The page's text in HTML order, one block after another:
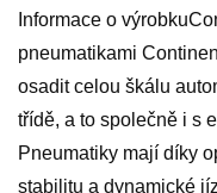
Informace o
pneumatikami
osadit celou škálu
třídě, a to společně i s
Pneumatiky mají díky
stabilitu a dynamické